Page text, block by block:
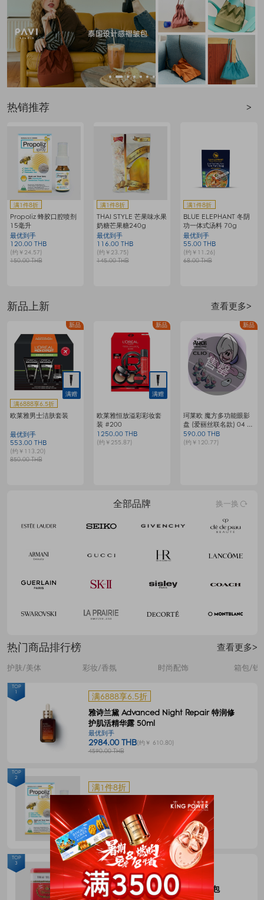
热销推荐 >
满1件8折
Propoliz 蜂胶口腔喷剂
15毫升
最优到手
120.00 THB
(约￥24.57)
150.00 THB
满1件8折
THAI STYLE 芒果味水果
奶糖芒果糖240g
最优到手
116.00 THB
(约￥23.75)
145.00 THB
满1件8折
BLUE ELEPHANT 冬阴
功一体式汤料 70g
最优到手
55.00 THB
(约￥11.26)
68.00 THB
新品上新 查看更多>
新品
满赠
满6888享6.5折
欧莱雅男士洁肤套装
最优到手
553.00 THB
(约￥113.20)
850.00 THB
新品
满赠
欧莱雅恒放溢彩彩妆套
装 #200
1250.00 THB
(约￥255.87)
新品
珂莱欧 魔方多功能眼影
盘 (爱丽丝联名款) 04 梦
境生蚝小生灵
590.00 THB
(约￥120.77)
全部品牌 换一换
热门商品排行榜 查看更多>
护肤/美体 彩妆/香氛 时尚配饰 箱包/钱
满6888享6.5折
雅诗兰黛 Advanced Night Repair 特润修
护肌活精华露 50ml
最优到手
2984.00 THB(约￥ 610.80)
4590.00 THB
TOP
1
满1件8折
Propoliz 蜂胶口腔喷剂 15毫升
最优到手
120.00 THB(约￥ 24.57)
150.00 THB
TOP
2
满1件8折
CHATRAMUE泰国手标红茶包4g*50包
TOP
3